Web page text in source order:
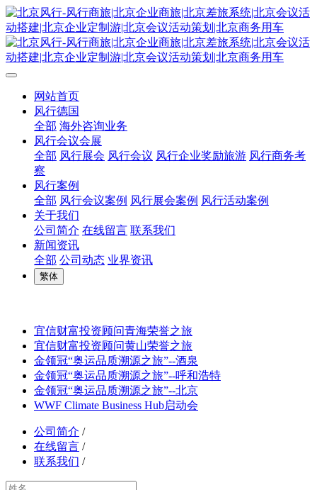
网站首页
风行德国
全部 海外咨询业务
风行会议会展
全部 风行展会 风行会议 风行企业奖励旅游 风行商务考
察
风行案例
全部 风行会议案例 风行展会案例 风行活动案例
关于我们
公司简介 在线留言 联系我们
新闻资讯
全部 公司动态 业界资讯
繁体
宜信财富投资顾问青海荣誉之旅
宜信财富投资顾问黄山荣誉之旅
金领冠“奥运品质溯源之旅”--酒泉
金领冠“奥运品质溯源之旅”--呼和浩特
金领冠“奥运品质溯源之旅”--北京
WWF Climate Business Hub启动会
公司简介 /
在线留言 /
联系我们 /